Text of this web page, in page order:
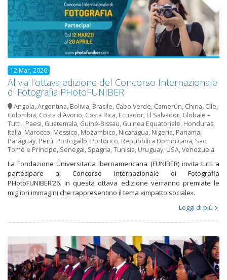
12 Mar, 2026
Al via l’ottava edizione del Concorso Internazionale
di Fotografia PHotoFUNIBER
Angola,Argentina, Bolivia, Brasile, Cabo Verde, Camerún, China, Cile,
Colombia, Costa d'Avorio, Costa Rica, Ecuador, El Salvador, Globale –
Tutti i Paesi, Guatemala, Guiné-Bissau, Guinea Equatoriale, Honduras,
Italia, Marocco, Messico, Mozambico, Nicaragua, Nigeria, Panama,
Paraguay, Perú, Portogallo, Portorico, Repubblica Dominicana, São
Tomé e Principe, Senegal, Spagna,Tunisia, Uruguay, USA,Venezuela
La Fondazione Universitaria Iberoamericana (FUNIBER) invita tutti a
partecipare al Concorso Internazionale di Fotografia
PHotoFUNIBER’26. In questa ottava edizione verranno premiate le
migliori immagini che rappresentino il tema «impatto sociale».
Leggi di più